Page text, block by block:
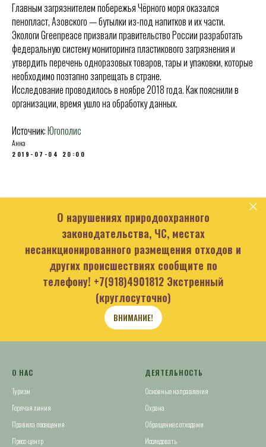
Главным загрязнителем побережья Чёрного моря оказался
пенопласт, Азовского — бутылки из-под напитков и их части.
Экологи Greenpeace призвали правительство России разработать
федеральную систему мониторинга пластикового загрязнения и
утвердить перечень одноразовых товаров, тары и упаковки, которые
необходимо поэтапно запрещать в стране.
Исследование проводилось в ноябре 2018 года. Как пояснили в
организации, время ушло на обработку данных.
Источник:Югополис
Анна
2019-07-04 20:00
О нарушениях природоохранного
законодательства, ЧС, местах
несанкционированного размещения отходов и
других происшествиях сообщите по
телефону! +7(918)4901812 Экстренный
(круглосуточно)
ВНИМАНИЕ!
О НАС
Туризм
Горячая линия
Правила посещения
Пресс-центр
ДЕЯТЕЛЬНОСТЬ
Основные направления
Охрана
Обращение с отходами
Исследовать